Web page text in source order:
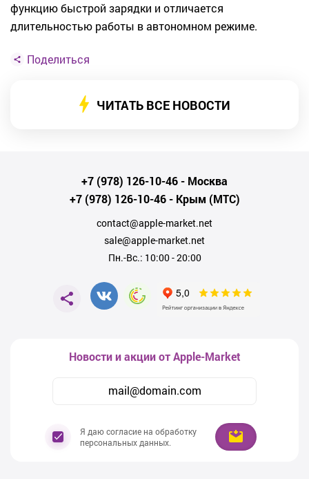
функцию быстрой зарядки и отличается
длительностью работы в автономном режиме.
Поделиться
ЧИТАТЬ ВСЕ НОВОСТИ
+7 (978) 126-10-46- Москва
+7 (978) 126-10-46- Крым (МТС)
contact@apple-market.net
sale@apple-market.net
Пн.-Вс.: 10:00 - 20:00
Новости и акции от Apple-Market
Я даю согласие на обработку
персональных данных.